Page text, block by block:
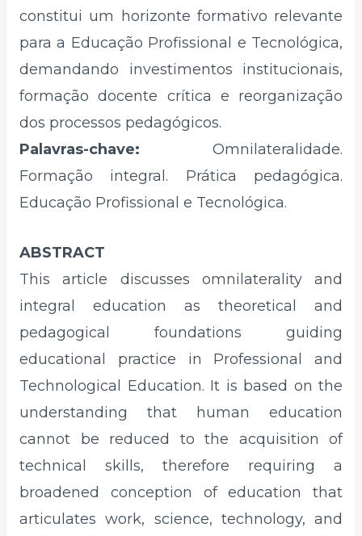
constitui um horizonte formativo relevante
para a Educação Profissional e Tecnológica,
demandando investimentos institucionais,
formação docente crítica e reorganização
dos processos pedagógicos.
Palavras-chave: Omnilateralidade.
Formação integral. Prática pedagógica.
Educação Profissional e Tecnológica.
ABSTRACT
This article discusses omnilaterality and
integral education as theoretical and
pedagogical foundations guiding
educational practice in Professional and
Technological Education. It is based on the
understanding that human education
cannot be reduced to the acquisition of
technical skills, therefore requiring a
broadened conception of education that
articulates work, science, technology, and